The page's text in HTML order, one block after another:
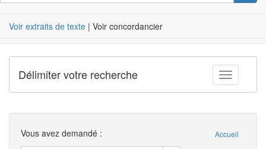
Voir extraits de texte | Voir concordancier
Toggle
Délimiter votre recherche
Recherche Accueil
Vous avez demandé :